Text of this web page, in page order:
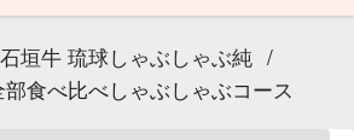
垣牛 琉球しゃぶしゃぶ純 /
食べ比べしゃぶしゃぶコース